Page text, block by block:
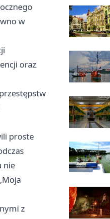
w
oraz
proste
nie
z